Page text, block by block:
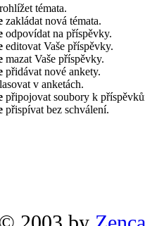
témata.
zakládat nová témata.
odpovídat na příspěvky.
editovat Vaše příspěvky.
mazat Vaše příspěvky.
přidávat nové ankety.
v anketách.
připojovat soubory k
přispívat bez schválení.